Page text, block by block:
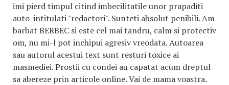
imi pierd timpul citind imbecilitatile unor prapaditi
auto-intitulati "redactori". Sunteti absolut penibili. Am
barbat BERBEC si este cel mai tandru, calm si protectiv
om, nu mi-l pot inchipui agresiv vreodata. Autoarea
sau autorul acestui text sunt resturi toxice ai
masmediei. Prostii cu condei au capatat acum dreptul
sa abereze prin articole online. Vai de mama voastra.